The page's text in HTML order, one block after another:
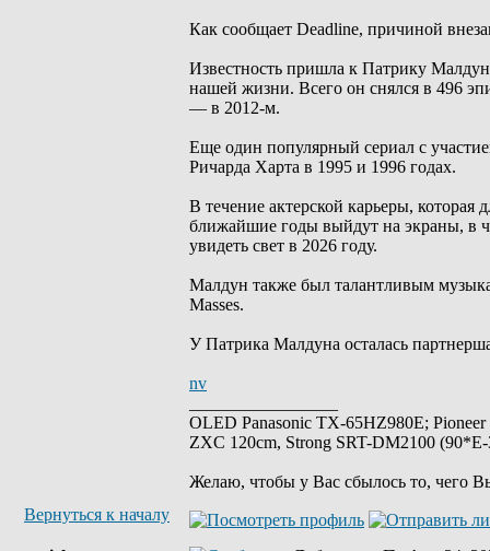
Как сообщает Deadline, причиной
Известность пришла к Патрику
нашей жизни. Всего он снялся в 496
— в 2012-м.
Еще один популярный сериал с
Ричарда Харта в 1995 и 1996 годах.
В течение актерской карьеры, которая
ближайшие годы выйдут на экраны, в
увидеть свет в 2026 году.
Малдун также был талантливым
Masses.
У Патрика Малдуна осталась
nv
OLED Panasonic TX-65HZ980E;
ZXC 120cm, Strong SRT-DM2100
Желаю, чтобы у Вас сбылось то, чего
Вернуться к началу